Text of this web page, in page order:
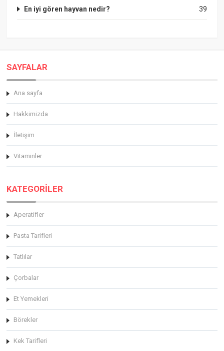
39
En iyi gören hayvan nedir?
SAYFALAR
Ana sayfa
Hakkimizda
İletişim
Vitaminler
KATEGORİLER
Aperatifler
Pasta Tarifleri
Tatlılar
Çorbalar
Et Yemekleri
Börekler
Kek Tarifleri